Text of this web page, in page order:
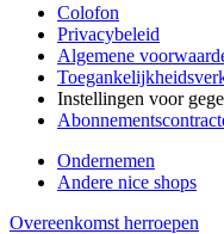
Colofon
Privacybeleid
Algemene
Instellingen voor
Ondernemen
Andere nice shops
Overeenkomst herroepen